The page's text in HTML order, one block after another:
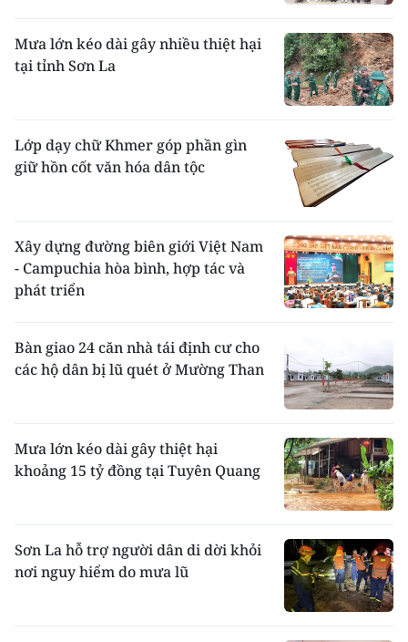
Mưa lớn kéo dài gây nhiều thiệt hại
tại tỉnh Sơn La
Lớp dạy chữ Khmer góp phần gìn
giữ hồn cốt văn hóa dân tộc
Xây dựng đường biên giới Việt Nam
- Campuchia hòa bình, hợp tác và
phát triển
Bàn giao 24 căn nhà tái định cư cho
các hộ dân bị lũ quét ở Mường Than
Mưa lớn kéo dài gây thiệt hại
khoảng 15 tỷ đồng tại Tuyên Quang
Sơn La hỗ trợ người dân di dời khỏi
nơi nguy hiểm do mưa lũ